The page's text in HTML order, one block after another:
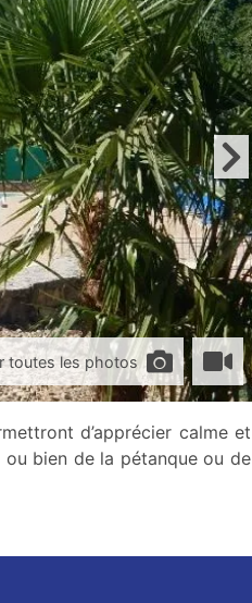
toutes les photos
d’apprécier calme et
bien de la pétanque ou de